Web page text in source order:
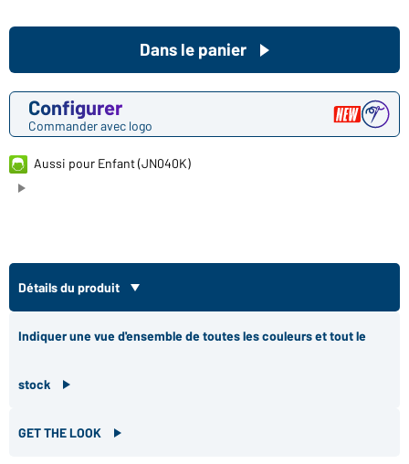
Configurer
Commander avec logo
Dans le panier
Aussi pour Enfant (JN040K)
Détails du produit
Indiquer une vue d'ensemble de toutes les couleurs et tout le
stock
GET THE LOOK